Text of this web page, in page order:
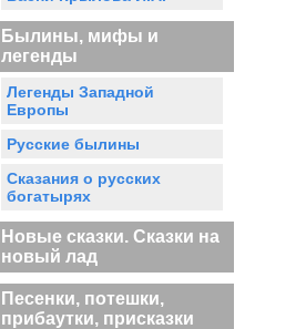
Былины, мифы и
легенды
Легенды Западной
Европы
Русские былины
Сказания о русских
богатырях
Новые сказки. Сказки на
новый лад
Песенки, потешки,
прибаутки, присказки